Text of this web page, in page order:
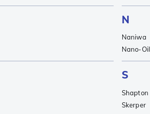
N
Naniwa
Nano-Oil
S
Shapton
Skerper